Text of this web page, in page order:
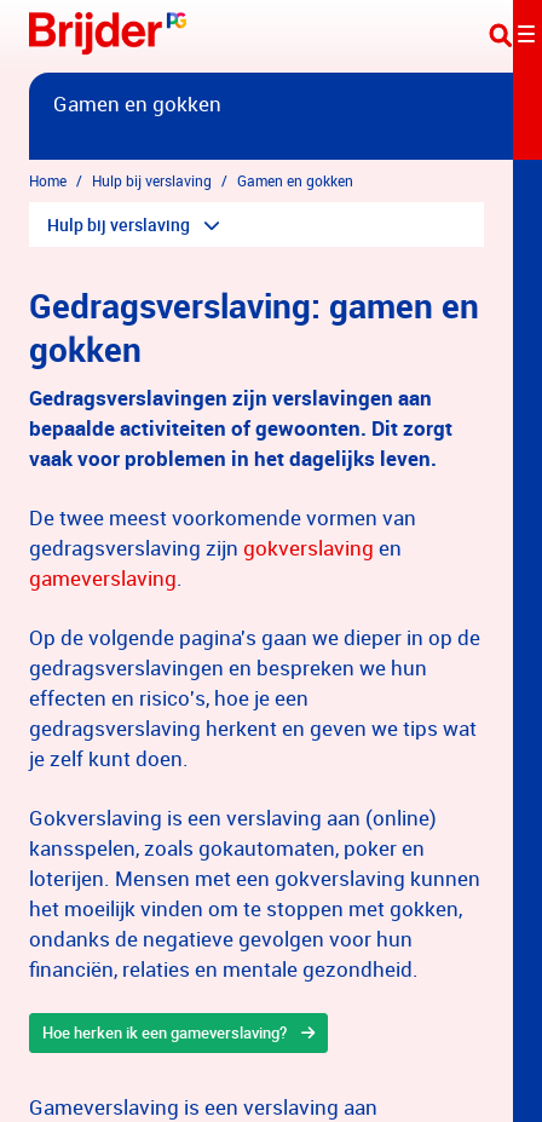
Overslaan en naar hoofdinhoud gaan
Gamen en gokken
Home Hulp bij verslaving Gamen en gokken
Hulp bij verslaving
Gedragsverslaving: gamen en
gokken
Gedragsverslavingen zijn verslavingen aan
bepaalde activiteiten of gewoonten. Dit zorgt
vaak voor problemen in het dagelijks leven.
De twee meest voorkomende vormen van
gedragsverslaving zijn gokverslaving en
gameverslaving.
Op de volgende pagina's gaan we dieper in op de
gedragsverslavingen en bespreken we hun
effecten en risico's, hoe je een
gedragsverslaving herkent en geven we tips wat
je zelf kunt doen.
Gokverslaving is een verslaving aan (online)
kansspelen, zoals gokautomaten, poker en
loterijen. Mensen met een gokverslaving kunnen
het moeilijk vinden om te stoppen met gokken,
ondanks de negatieve gevolgen voor hun
financiën, relaties en mentale gezondheid.
Hoe herken ik een gameverslaving?
Gameverslaving is een verslaving aan